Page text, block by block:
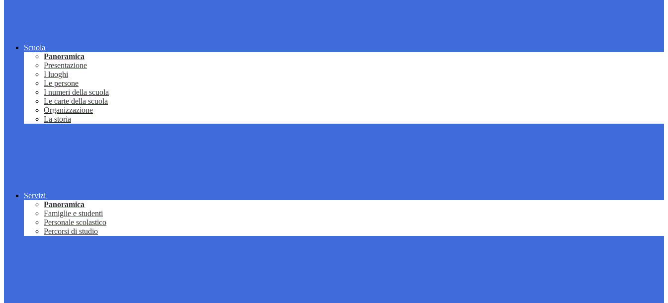
Scuola
Panoramica
Presentazione
I luoghi
Le persone
I numeri della scuola
Le carte della scuola
Organizzazione
La storia
Servizi
Panoramica
Famiglie e studenti
Personale scolastico
Percorsi di studio